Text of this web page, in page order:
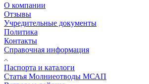
О компании
Отзывы
Учредительные документы
Политика
Контакты
Справочная информация
Паспорта и каталоги
Статья Молниеотводы МСАП